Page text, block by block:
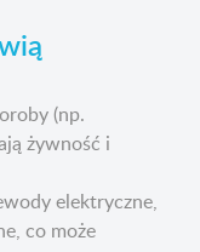
(np.
żywność i
elektryczne,
co może